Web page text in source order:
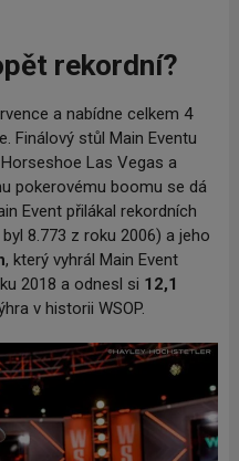
rekordní?
a nabídne celkem 4
Finálový stůl Main Eventu
Las Vegas a
pokerovému boomu se dá
Event přilákal rekordních
8.773 z roku 2006) a jeho
, který vyhrál Main Event
2018 a odnesl si 12,1
v historii WSOP.